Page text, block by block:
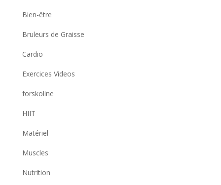
Bien-être
Bruleurs de Graisse
Cardio
Exercices Videos
forskoline
HIIT
Matériel
Muscles
Nutrition